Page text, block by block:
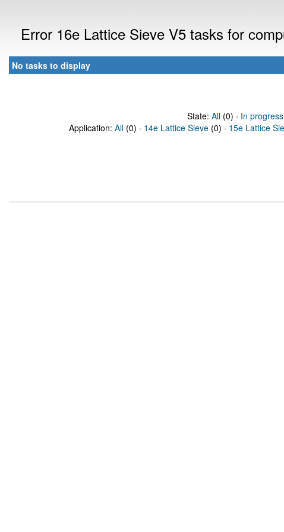
Error 16e Lattice Sieve V5 tasks for
No tasks to display
State: All(0) · In progress
Application: All (0) · 14e Lattice Sieve (0) · 15e Lattice